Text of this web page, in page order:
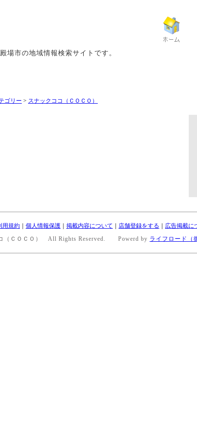
場市の地域情報検索サイトです。
ゴリー > スナックココ（ＣＯＣＯ）
用規約 個人情報保護 掲載内容について 店舗登録をする 広告掲載に
（ＣＯＣＯ） All Rights Reserved. Powerd by ライフロード（